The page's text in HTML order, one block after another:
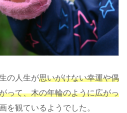
の人生が思いがけない幸運や偶
って、木の年輪のように広がっ
を観ているようでした。